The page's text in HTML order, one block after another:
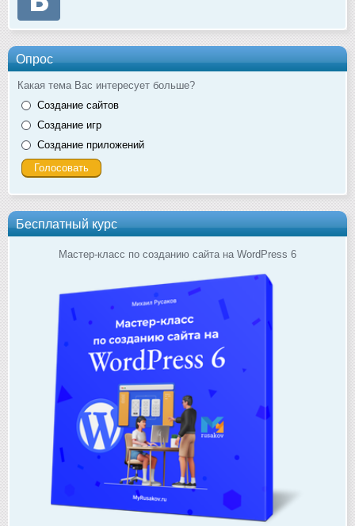
Опрос
Какая тема Вас интересует больше?
Создание сайтов
Создание игр
Создание приложений
Бесплатный курс
Мастер-класс по созданию сайта на WordPress 6